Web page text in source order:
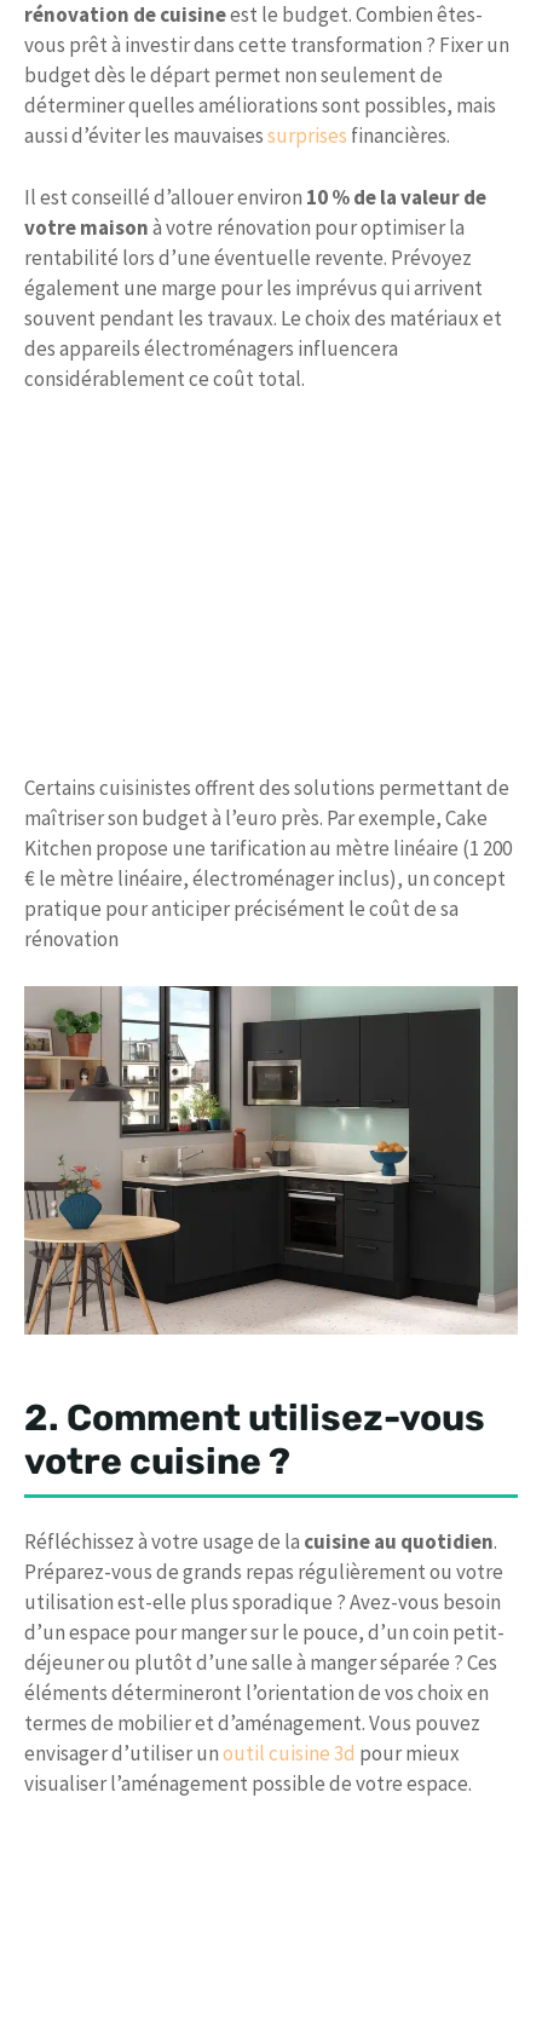
rénovation de cuisineest le budget. Combien êtes-
vous prêt à investir dans cette transformation ? Fixer un
budget dès le départ permet non seulement de
déterminer quelles améliorations sont possibles, mais
aussi d’éviter les mauvaisessurprises financières.
Il est conseillé d’allouer environ 10 % de la valeur de
votre maisonà votre rénovation pour optimiser la
rentabilité lors d’une éventuelle revente. Prévoyez
également une marge pour les imprévus qui arrivent
souvent pendant les travaux. Le choix des matériaux et
des appareils électroménagers influencera
considérablement ce coût total.
Certains cuisinistes offrent des solutions permettant de
maîtriser son budget à l’euro près. Par exemple, Cake
Kitchen propose une tarification au mètre linéaire (1 200
€ le mètre linéaire, électroménager inclus), un concept
pratique pour anticiper précisément le coût de sa
rénovation
2. Comment utilisez-vous
votre cuisine ?
Réfléchissez à votre usage de la cuisine au quotidien.
Préparez-vous de grands repas régulièrement ou votre
utilisation est-elle plus sporadique ? Avez-vous besoin
d’un espace pour manger sur le pouce, d’un coin petit-
déjeuner ou plutôt d’une salle à manger séparée ? Ces
éléments détermineront l’orientation de vos choix en
termes de mobilier et d’aménagement. Vous pouvez
envisager d’utiliser unoutil cuisine 3d pour mieux
visualiser l’aménagement possible de votre espace.